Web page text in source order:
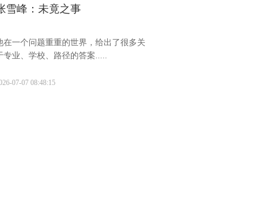
雪峰：未竟之事
在一个问题重重的世界，给出了很多关
专业、学校、路径的答案.....
07-07 08:48:15